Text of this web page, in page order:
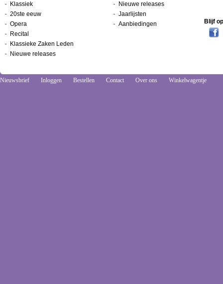
Klassiek
20ste eeuw
Opera
Recital
Klassieke Zaken Leden
Nieuwe releases
Nieuwe releases
Jaarlijsten
Aanbiedingen
Blijf
Nieuwsbrief Inloggen Bestellen Contact Over ons Winkelwagentje